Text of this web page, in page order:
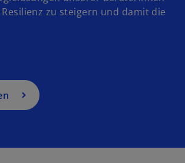
zu steigern und damit die